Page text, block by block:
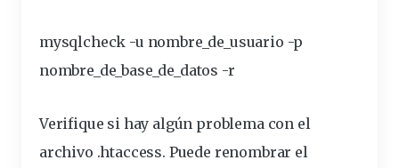
mysqlcheck -u nombre_de_usuario -p
nombre_de_base_de_datos -r
Verifique si hay algún problema con el
archivo .htaccess. Puede renombrar el